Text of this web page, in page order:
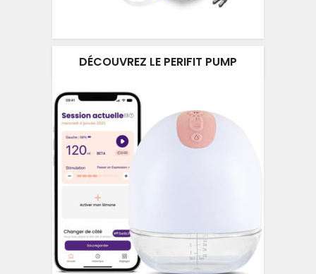
DÉCOUVREZ LE PERIFIT PUMP